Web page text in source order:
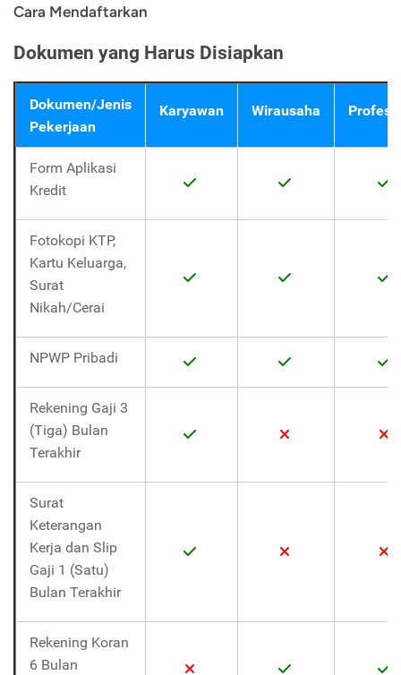
Cara Mendaftarkan
Dokumen yang Harus Disiapkan
Dokumen/Jenis
Pekerjaan
Karyawan Wirausaha
Form Aplikasi
Kredit
Fotokopi KTP,
Kartu Keluarga,
Surat
Nikah/Cerai
NPWP Pribadi
Rekening Gaji 3
(Tiga) Bulan
Terakhir
Surat
Keterangan
Kerja dan Slip
Gaji 1 (Satu)
Bulan Terakhir
Rekening Koran
6 Bulan